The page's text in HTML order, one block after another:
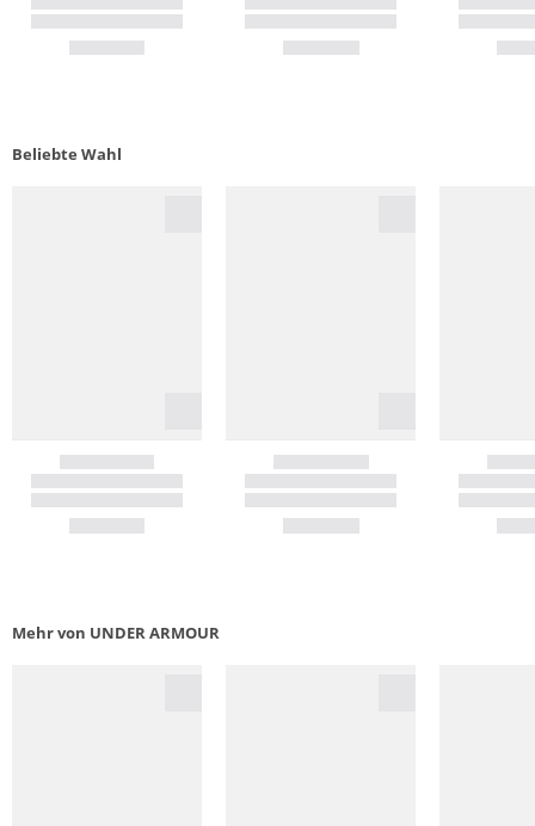
Beliebte Wahl
Mehr von UNDER ARMOUR